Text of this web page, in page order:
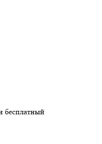
бесплатный